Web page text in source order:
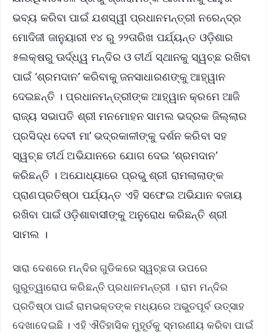
ଭବ୍ୟ କରିବା ପାଇଁ ଯଶସ୍ୱୀ ପ୍ରଧାନମନ୍ତ୍ରୀ ନରେନ୍ଦ୍ର
ମୋଦିଜୀ ଜାନୁୟାରୀ ୧୪ ରୁ ୨୨ତାରିଖ ପର୍ଯ୍ୟନ୍ତ ଓଡ଼ିଶାର
୫ଲକ୍ଷରୁ ଊର୍ଦ୍ଧ୍ୱ ମନ୍ଦିର ଓ ତୀର୍ଥ ସ୍ଥାନକୁ ସ୍ୱଚ୍ଛ ରଖିବା
ପାଇଁ ‘ଶ୍ରମଦାନ’ କରିବାକୁ ଜନସାଧାରଣଙ୍କୁ ଆହ୍ୱାନ
ଦେଇଛନ୍ତି । ପ୍ରଧାନମନ୍ତ୍ରୀଙ୍କ ଆହ୍ୱାନ କ୍ରମେ ଆଜି
ରାଜ୍ୟ ସଭାପତି ଶ୍ରୀ ମନମୋହନ ସାମଲ ଭଦ୍ରକ ଜିଲ୍ଲାର
ପ୍ରସିଦ୍ଧ ଦେବୀ ମା’ ଭଦ୍ରକାଳୀଙ୍କୁ ଦର୍ଶନ କରିବା ସହ
ସ୍ୱଚ୍ଛ ତୀର୍ଥ ଅଭିଯାନରେ ଯୋଗ ଦେଇ ‘ଶ୍ରମଦାନ’
କରିଛନ୍ତି । ଅଯୋଧ୍ୟାରେ ପ୍ରଭୁ ଶ୍ରୀ ରାମଲାଲାଙ୍କ
ପ୍ରାଣପ୍ରତିଷ୍ଠା ପର୍ଯ୍ୟନ୍ତ ଏହି ସଫେଇ ଅଭିଯାନ ବଜାୟ
ରଖିବା ପାଇଁ ଓଡ଼ିଶାବାସୀଙ୍କୁ ଅନୁରୋଧ କରିଛନ୍ତି ଶ୍ରୀ
ସାମଲ ।
ସାରା ଦେଶରେ ମନ୍ଦିର ଗୁଡିକରେ ସ୍ୱଚ୍ଛତା ଉପରେ
ଗୁରୁତ୍ୱାରୋପ କରିଛନ୍ତି ପ୍ରଧାନମନ୍ତ୍ରୀ । ରାମ ମନ୍ଦିର
ପ୍ରତିଷ୍ଠା ପାଇଁ ରାମଭକ୍ତଙ୍କ ମଧ୍ୟରେ ଅଭୁତପୂର୍ବ ଉତ୍ସାହ
ଦେଖାଦେଇଛି । ଏହି ଐତିହାସିକ ମୁହୂର୍ତକୁ ସ୍ମରଣୀୟ କରିବା ପାଇଁ